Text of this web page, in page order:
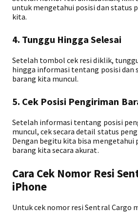
untuk mengetahui posisi dan status
kita.
4. Tunggu Hingga Selesai
Setelah tombol cek resi diklik,
hingga informasi tentang posisi dan
barang kita muncul.
5. Cek Posisi Pengiriman
Setelah informasi tentang posisi
muncul, cek secara detail status
Dengan begitu kita bisa mengetahui
barang kita secara akurat.
Cara Cek Nomor Resi
iPhone
Untuk cek nomor resi Sentral Cargo